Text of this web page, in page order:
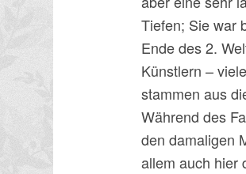
Tiefen; Sie war
Ende des 2.
Künstlern –
stammen aus
Während des
den damaligen
allem auch hier